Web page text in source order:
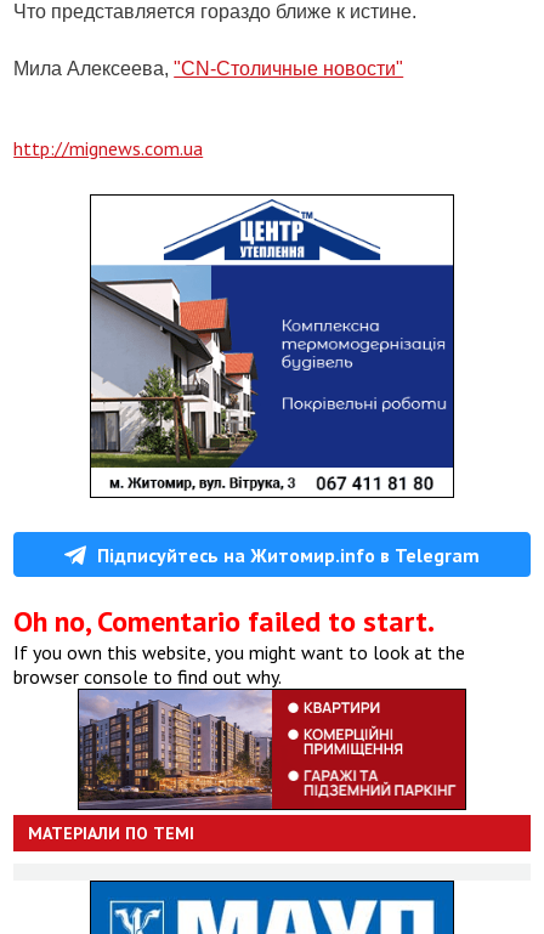
Что представляется гораздо ближе к истине.
Мила Алексеева,"CN-Столичные новости"
http://mignews.com.ua
Підписуйтесь на Житомир.info в Telegram
Oh no, Comentario failed to start.
If you own this website, you might want to look at the
browser console to find out why.
МАТЕРІАЛИ ПО ТЕМІ